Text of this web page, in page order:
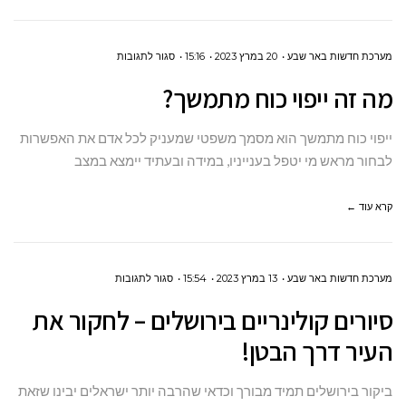
מערכת חדשות באר שבע 20 במרץ 2023 15:16 סגור לתגובותעל
מה זה ייפוי כוח מתמשך?
ייפוי כוח מתמשך הוא מסמך משפטי שמעניק לכל אדם את האפשרות
לבחור מראש מי יטפל בענייניו, במידה ובעתיד יימצא במצב
קרא עוד ←
מערכת חדשות באר שבע 13 במרץ 2023 15:54 סגור לתגובותעל
–
סיורים קולינריים בירושלים – לחקור את
העיר דרך הבטן!
ביקור בירושלים תמיד מבורך וכדאי שהרבה יותר ישראלים יבינו שזאת